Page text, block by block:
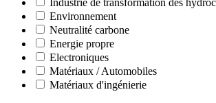
Industrie de transformation des
Environnement
Neutralité carbone
Energie propre
Electroniques
Matériaux / Automobiles
Matériaux d'ingénierie